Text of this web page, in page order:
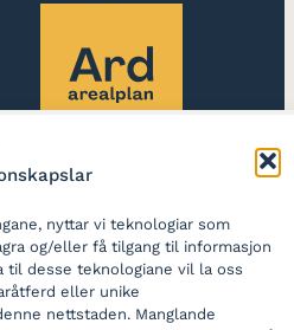
nyttar vi teknologiar som
og/eller få tilgang til informasjon
til desse teknologiane vil la oss
eller unike
nettstaden. Manglande
Ard arealplan
reguleringsplanar og
skapar gode stader
LOGG INN